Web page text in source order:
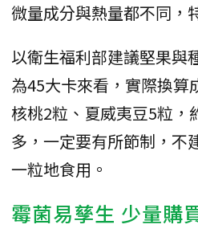
微量成分與熱量都不同，
以衛生福利部建議堅果與
為45大卡來看，實際換算
核桃2粒、夏威夷豆5粒，
多，一定要有所節制，不
一粒地食用。
霉菌易孳生 少量購